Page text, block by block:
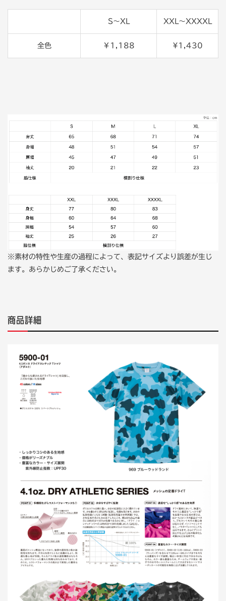
S〜XL XXL〜XXXXL
全色 ￥1,188 ¥1,430
※素材の特性や生産の過程によって、表記サイズより誤差が生じ
ます。あらかじめご了承ください。
商品詳細